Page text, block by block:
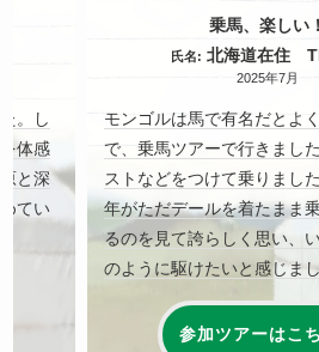
。し
体感
と深
てい
乗馬、楽しい！
氏名: 北海道在住
2025年7月
モンゴルは馬で有名だとよ
で、乗馬ツアーで行きまし
ストなどをつけて乗りまし
年がただデールを着たまま
るのを見て誇らしく思い、
のように駆けたいと感じま
参加ツアーはこ